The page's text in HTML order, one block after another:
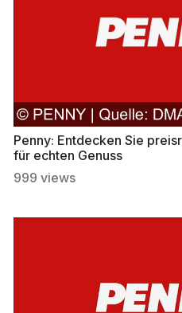
Penny: Entdecken Sie
für echten Genuss
999 views